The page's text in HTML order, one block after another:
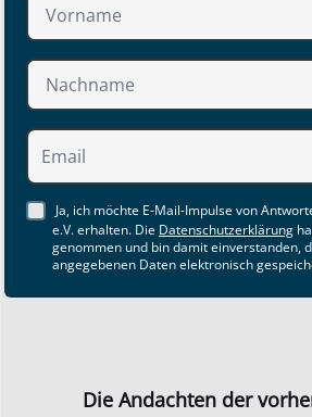
Ja, ich möchte E-Mail-Impulse von
e.V. erhalten. Die Datenschutzerklärung
genommen und bin damit einverstanden,
angegebenen Daten elektronisch
Die Andachten der